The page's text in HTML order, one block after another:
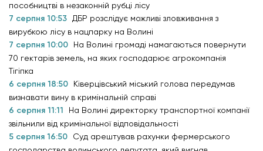
пособництві в незаконній рубці лісу
7 серпня 10:53
ДБР розслідує можливі зловживання з
вирубкою лісу в нацпарку на Волині
7 серпня 10:00
На Волині громаді намагаються повернути
70 гектарів земель, на яких господарює агрокомпанія
Тігіпка
6 серпня 18:50
Ківерцівський міський голова передумав
визнавати вину в кримінальній справі
6 серпня 11:11
На Волині директорку транспортної компанії
звільнили від кримінальної відповідальності
5 серпня 16:50
Суд арештував рахунки фермерського